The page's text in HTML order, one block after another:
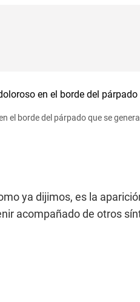
el borde del párpado que se
ya dijimos, es la
acompañado de otros